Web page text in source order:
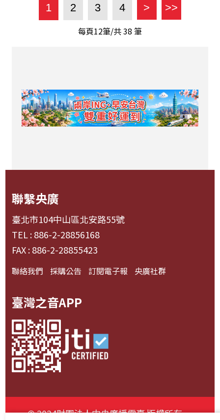
1 2 3 4 > >>
每頁12筆/共38 筆
聯繫央廣
臺北市104中山區北安路55號
TEL : 886-2-28856168
FAX : 886-2-28855423
聯絡我們 採購公告 訂閱電子報 央廣社群
臺灣之音APP
© 2024財團法人中央廣播電臺 版權所有